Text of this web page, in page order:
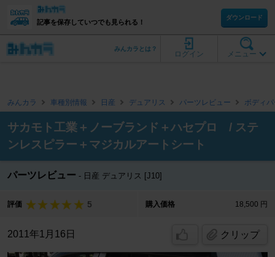
記事を保存していつでも見られる！
ダウンロード
メニュー
ログイン
みんカラとは？
みんカラ 車種別情報 日産 デュアリス パーツレビュー ボディ
サカモト工業＋ノーブランド＋ハセプロ / ステ
ンレスピラー＋マジカルアートシート
パーツレビュー 日産 デュアリス [J10]
評価 5 購入価格 18,500 円
2011年1月16日 クリップ